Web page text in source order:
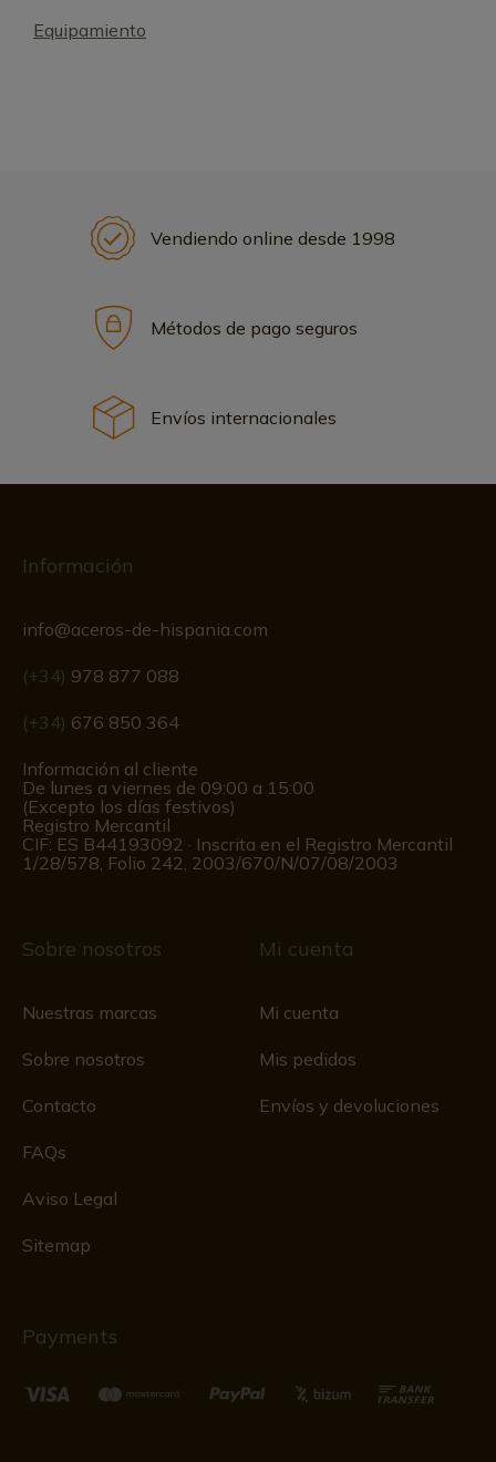
Equipamiento
Vendiendo online desde 1998
Métodos de pago seguros
Envíos internacionales
Información
info@aceros-de-hispania.com
(+34) 978 877 088
(+34) 676 850 364
Información al cliente
De lunes a viernes de 09:00 a 15:00
(Excepto los días festivos)
Registro Mercantil
CIF: ES B44193092 · Inscrita en el Registro Mercantil
1/28/578, Folio 242, 2003/670/N/07/08/2003
Sobre nosotros
Nuestras marcas
Sobre nosotros
Contacto
FAQs
Aviso Legal
Sitemap
Mi cuenta
Mi cuenta
Mis pedidos
Envíos y devoluciones
Payments